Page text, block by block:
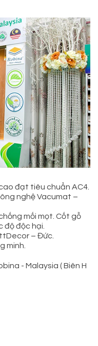
đạt tiêu chuẩn AC4.
nghệ Vacumat –
mối mọt. Cốt gỗ
độ độc hại.
– Đức.
minh.
- Malaysia ( Biên H